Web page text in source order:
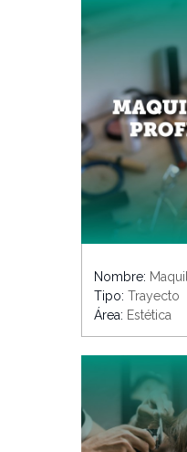
Nombre:
Tipo: Trayecto
Área: Estética